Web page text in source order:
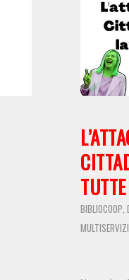
BIBLIOCOOP ,
MULTISERVIZI